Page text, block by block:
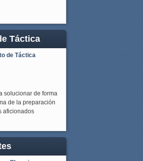
Táctica
solucionar de forma
de la preparación
aficionados